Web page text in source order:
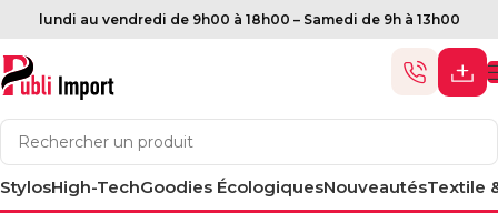
lundi au vendredi de 9h00 à 18h00 – Samedi de 9h à 13h00
StylosHigh-TechGoodies ÉcologiquesNouveautésTextile
Accueil